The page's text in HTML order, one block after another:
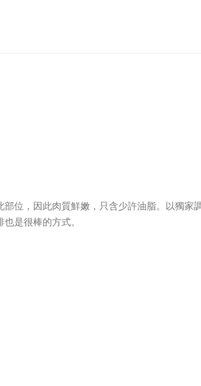
位，因此肉質鮮嫩，只含少許油脂。以獨家
是很棒的方式。